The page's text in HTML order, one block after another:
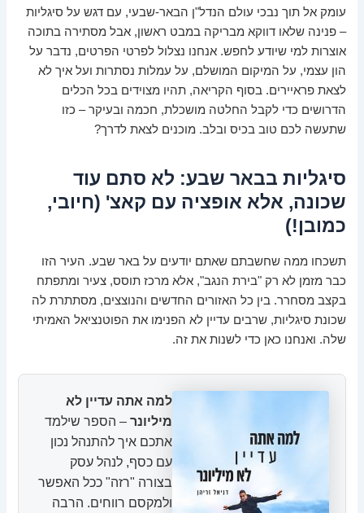
עומק אל תוך נבכי עולם הנדל"ן הבאר-שבעי, עם דגש על סיגליות
– פנינה שלאו דווקא מבריקה במבט ראשון, אבל מסתירה בתוכה
אוצרות למי שיודע לחפש. אנחנו נצלול לפרטי הפרטים, נדבר על
הון עצמי, על המיקום המושלם, על עמלות נסתרות ועל איך לא
לצאת פראיירים. בסוף הקריאה, תהיו מצוידים בכל הכלים
הדרושים כדי לקבל החלטה מושכלת, חכמה ובעיקר – כזו
שתעשה לכם טוב בכיס ובלב. מוכנים לצאת לדרך?
סיגליות בבאר שבע: לא סתם עוד
שכונה, אלא אופציה עם קאצ' (חיובי,
כמובן!)
תשכחו ממה שחשבתם שאתם יודעים על באר שבע. העיר הזו
כבר מזמן לא רק "בירת הנגב", אלא מרכז תוסס, צעיר ומתפתח
בקצב מסחרר. בין כל האזורים החדשים והנוצצים, מסתתרת לה
שכונת סיגליות, שרבים עדיין לא הפנימו את הפוטנציאל האמיתי
שלה. ואנחנו כאן כדי לשנות את זה.
למה אתה עדיין לא
מיליונר – הספר שילמד
אתכם איך להתנהל נכון
עם כסף, לנהל עסק
בצורה "רזה" ככל האפשר
ולמקסם רווחים. הרבה